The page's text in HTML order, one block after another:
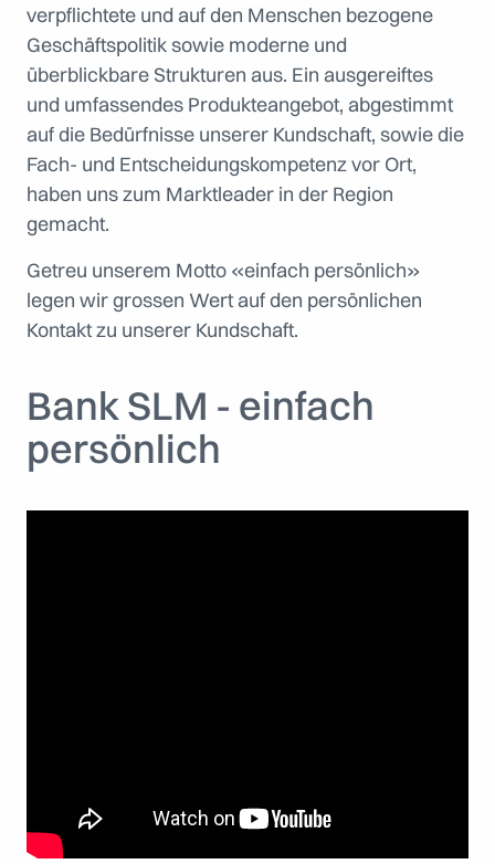
verpflichtete und auf den Menschen bezogene
Geschäftspolitik sowie moderne und
überblickbare Strukturen aus. Ein ausgereiftes
und umfassendes Produkteangebot, abgestimmt
auf die Bedürfnisse unserer Kundschaft, sowie die
Fach- und Entscheidungskompetenz vor Ort,
haben uns zum Marktleader in der Region
gemacht.
Getreu unserem Motto «einfach persönlich»
legen wir grossen Wert auf den persönlichen
Kontakt zu unserer Kundschaft.
Bank SLM - einfach
persönlich